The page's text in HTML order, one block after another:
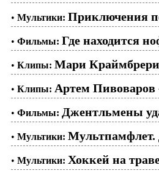
• Мультики: Приключения
• Фильмы: Где находится
• Клипы: Мари
• Клипы: Артем Пивоваров
• Фильмы: Джентльмены
• Мультики: Мультпамфлет.
• Мультики: Хоккей на